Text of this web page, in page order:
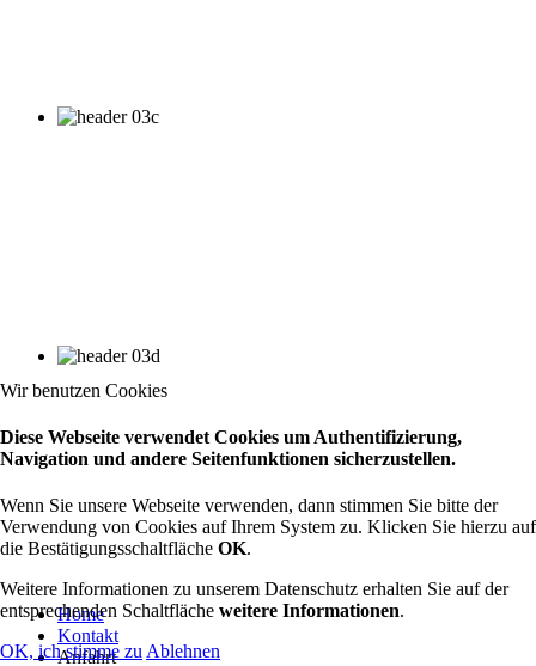
Home
Kontakt
Anfahrt
Wir benutzen Cookies
Diese Webseite verwendet Cookies um Authentifizierung,
Navigation und andere Seitenfunktionen sicherzustellen.
Wenn Sie unsere Webseite verwenden, dann stimmen Sie bitte der
Verwendung von Cookies auf Ihrem System zu. Klicken Sie hierzu auf
die Bestätigungsschaltfläche OK.
Weitere Informationen zu unserem Datenschutz erhalten Sie auf der
entsprechenden Schaltfläche weitere Informationen.
OK, ich stimme zu Ablehnen